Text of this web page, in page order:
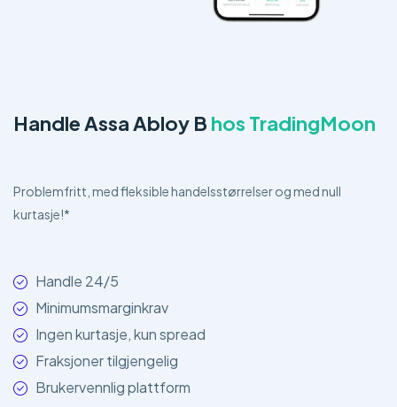
Handle Assa Abloy B hos TradingMoon
Problemfritt, med fleksible handelsstørrelser og med null
kurtasje!*
Handle 24/5
Minimumsmarginkrav
Ingen kurtasje, kun spread
Fraksjoner tilgjengelig
Brukervennlig plattform